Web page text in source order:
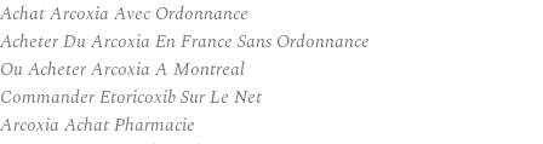
Achat Arcoxia Avec Ordonnance
Acheter Du Arcoxia En France Sans Ordonnance
Ou Acheter Arcoxia A Montreal
Commander Etoricoxib Sur Le Net
Arcoxia Achat Pharmacie